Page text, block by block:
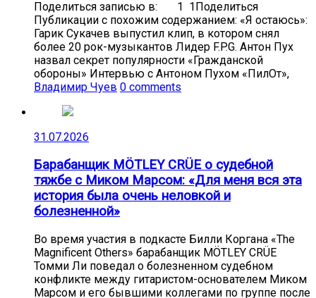
Поделиться записью в: 1 1Поделиться
Публикации с похожим содержанием: «Я остаюсь»:
Гарик Сукачев выпустил клип, в котором снял
более 20 рок-музыкантов Лидер F.P.G. Антон Пух
назвал секрет популярности «Гражданской
обороны» Интервью с Антоном Пухом «ПилОт»,
Владимир Чуев 0 comments
31.07.2026
Барабанщик MÖTLEY CRÜE о судебной
тяжбе с Миком Марсом: «Для меня вся эта
история была очень неловкой и
болезненной»
Во время участия в подкасте Билли Коргана «The
Magnificent Others» барабанщик MÖTLEY CRÜE
Томми Ли поведал о болезненном судебном
конфликте между гитаристом-основателем Миком
Марсом и его бывшими коллегами по группе после